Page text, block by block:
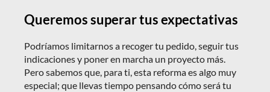
Queremos superar tus expectativas
Podríamos limitarnos a recoger tu pedido, seguir tus
indicaciones y poner en marcha un proyecto más.
Pero sabemos que, para ti, esta reforma es algo muy
especial; que llevas tiempo pensando cómo será tu